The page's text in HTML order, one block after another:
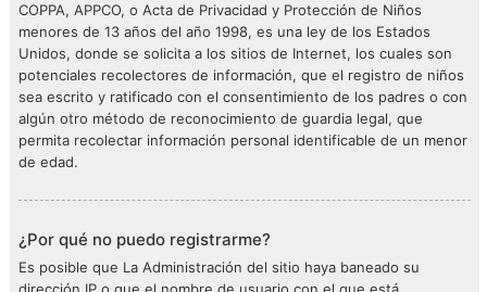
COPPA, APPCO, o Acta de Privacidad y Protección de Niños
menores de 13 años del año 1998, es una ley de los Estados
Unidos, donde se solicita a los sitios de Internet, los cuales son
potenciales recolectores de información, que el registro de niños
sea escrito y ratificado con el consentimiento de los padres o con
algún otro método de reconocimiento de guardia legal, que
permita recolectar información personal identificable de un menor
de edad.
¿Por qué no puedo registrarme?
Es posible que La Administración del sitio haya baneado su